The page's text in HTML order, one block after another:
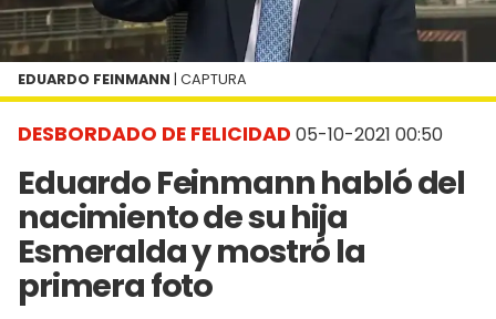
DESBORDADO DE FELICIDAD 05-10-2021 00:50
Eduardo Feinmann habló del
nacimiento de su hija
Esmeralda y mostró la
primera foto
EDUARDO FEINMANN | CAPTURA